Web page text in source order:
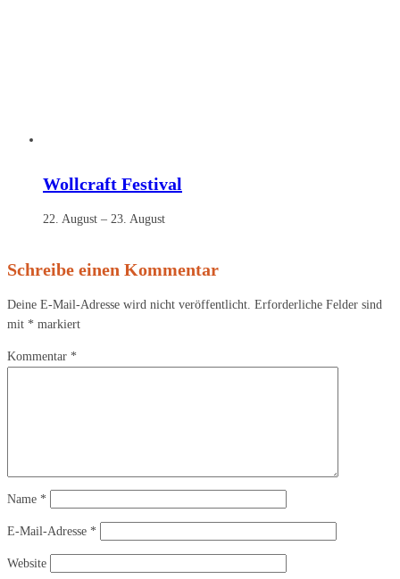
Wollcraft Festival
22. August – 23. August
Schreibe einen Kommentar
Deine E-Mail-Adresse wird nicht veröffentlicht. Erforderliche Felder sind
mit * markiert
Kommentar *
Name *
E-Mail-Adresse *
Website